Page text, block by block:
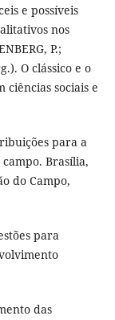
e possíveis
nos
P.;
O clássico e o
ciências sociais e
para a
Brasília,
do Campo,
para
das